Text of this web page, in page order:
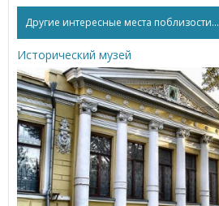
Другие интересные места поблизости...
Исторический музей